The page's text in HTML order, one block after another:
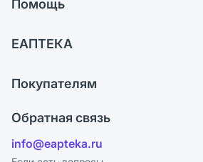
Помощь
Самовывоз из аптек
Ответы на вопросы
Блог
ЕАПТЕКА
Карьера
Поставщики
Лицензия
Покупателям
Программа СберСпасибо
Обратная связь
info@eapteka.ru